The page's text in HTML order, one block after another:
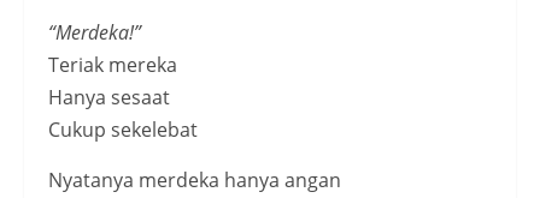
“Merdeka!”
Teriak mereka
Hanya sesaat
Cukup sekelebat
Nyatanya merdeka hanya angan